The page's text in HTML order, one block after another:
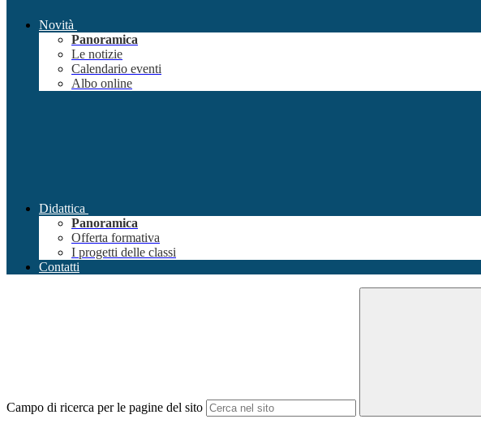
Novità
Panoramica
Le notizie
Calendario eventi
Albo online
Didattica
Panoramica
Offerta formativa
I progetti delle classi
Contatti
Campo di ricerca per le pagine del sito